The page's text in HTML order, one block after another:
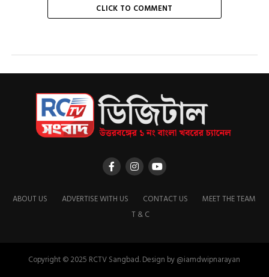
CLICK TO COMMENT
ABOUT US ADVERTISE WITH US CONTACT US
MEET THE TEAM
T & C
Copyright © 2025 RCTV Sangbad. Design by @iamdwipnarayan